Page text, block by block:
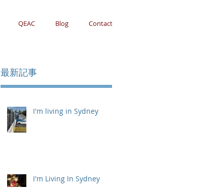
QEAC Blog Contact
最新記事
I'm living in Sydney
I'm Living In Sydney